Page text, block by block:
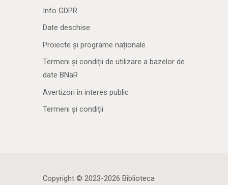
Info GDPR
Date deschise
Proiecte și programe naționale
Termeni și condiții de utilizare a bazelor de
date BNaR
Avertizori în interes public
Termeni și condiții
Copyright © 2023-2026 Biblioteca